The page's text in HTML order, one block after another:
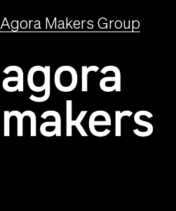
Agora Makers Group